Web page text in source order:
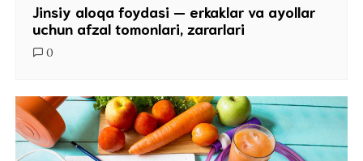
Jinsiy aloqa foydasi — erkaklar va ayollar
uchun afzal tomonlari, zararlari
0